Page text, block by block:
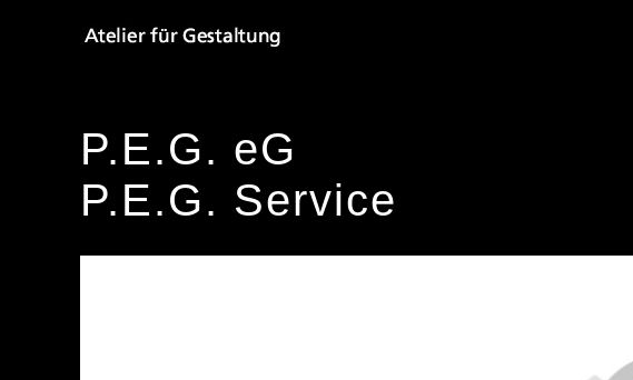
P.E.G. eG
P.E.G. Service